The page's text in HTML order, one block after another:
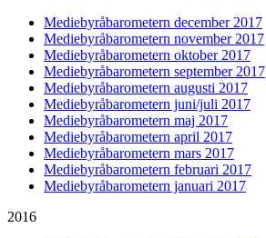
Mediebyråbarometern december 2017
Mediebyråbarometern november 2017
Mediebyråbarometern oktober 2017
Mediebyråbarometern september 2017
Mediebyråbarometern augusti 2017
Mediebyråbarometern juni/juli 2017
Mediebyråbarometern maj 2017
Mediebyråbarometern april 2017
Mediebyråbarometern mars 2017
Mediebyråbarometern februari 2017
Mediebyråbarometern januari 2017
2016